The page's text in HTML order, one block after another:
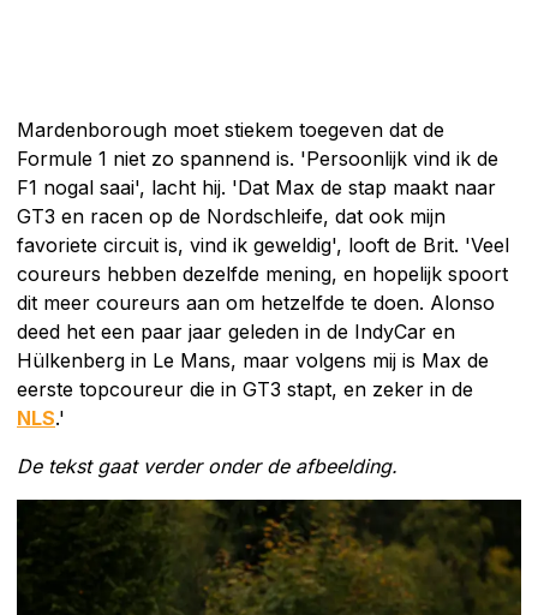
Mardenborough moet stiekem toegeven dat de
Formule 1 niet zo spannend is. 'Persoonlijk vind ik de
F1 nogal saai', lacht hij. 'Dat Max de stap maakt naar
GT3 en racen op de Nordschleife, dat ook mijn
favoriete circuit is, vind ik geweldig', looft de Brit. 'Veel
coureurs hebben dezelfde mening, en hopelijk spoort
dit meer coureurs aan om hetzelfde te doen. Alonso
deed het een paar jaar geleden in de IndyCar en
Hülkenberg in Le Mans, maar volgens mij is Max de
eerste topcoureur die in GT3 stapt, en zeker in de
NLS.'
De tekst gaat verder onder de afbeelding.